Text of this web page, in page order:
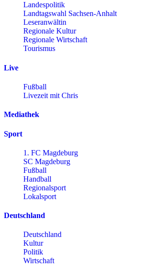
Landespolitik
Landtagswahl Sachsen-Anhalt
Leseranwältin
Regionale Kultur
Regionale Wirtschaft
Tourismus
Live
Fußball
Livezeit mit Chris
Mediathek
Sport
1. FC Magdeburg
SC Magdeburg
Fußball
Handball
Regionalsport
Lokalsport
Deutschland
Deutschland
Kultur
Politik
Wirtschaft